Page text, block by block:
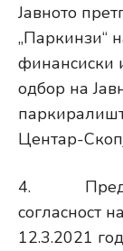
Јавното
„Паркинзи“
финансиски
одбор на
Центар-
4.
согласност
12.3.2021